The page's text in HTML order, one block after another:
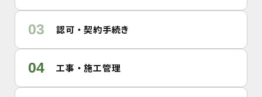
03 認可・契約手続き
04 工事・施工管理